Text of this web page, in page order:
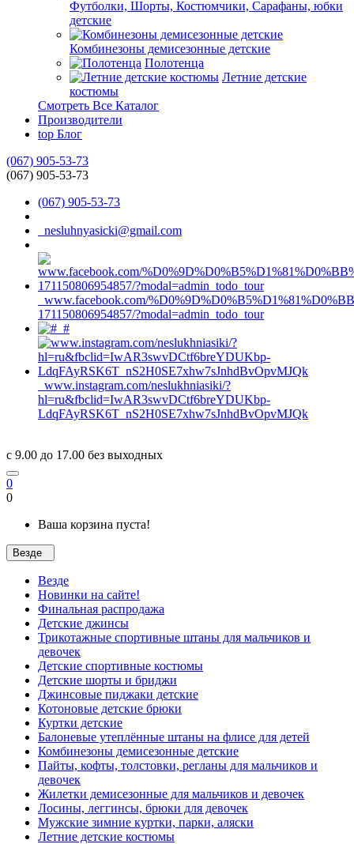
Футболки, Шорты, Костюмчики, Сарафаны, юбки
детские
Комбинезоны демисезонные детские
Полотенца
Летние детские
костюмы
Смотреть Все Каталог
Производители
top Блог
(067) 905-53-73
(067) 905-53-73
(067) 905-53-73
nesluhnyasicki@gmail.com
www.facebook.com/
171150806954857/?modal=admin_todo_tour
#
www.instagram.com/neslukhniasiki/?
hl=ru&fbclid=IwAR3swvDCtf6breYDUKbp-
LdqFAyRSK6T_nS2H0SE7xhw7sJnhdBvOpvMJQk
c 9.00 до 17.00 без выходных
0
0
Ваша корзина пуста!
Везде
Везде
Новинки на сайте!
Финальная распродажа
Детские джинсы
Трикотажные спортивные штаны для мальчиков и
девочек
Детские спортивные костюмы
Детские шорты и бриджи
Джинсовые пиджаки детские
Котоновые детские брюки
Куртки детские
Балоневые утеплённые штаны на флисе для детей
Комбинезоны демисезонные детские
Пайты, кофты, толстовки, регланы для мальчиков и
девочек
Жилетки демисезонные для мальчиков и девочек
Лосины, леггинсы, брюки для девочек
Мужские зимние куртки, парки, аляски
Летние детские костюмы